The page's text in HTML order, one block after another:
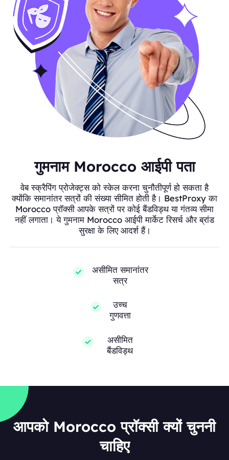
गुमनाम Morocco आईपी पता
वेब स्क्रैपिंग प्रोजेक्ट्स को स्केल करना चुनौतीपूर्ण हो सकता है
क्योंकि समानांतर सत्रों की संख्या सीमित होती है। BestProxy का
Morocco प्रॉक्सी आपके सत्रों पर कोई बैंडविड्थ या गंतव्य सीमा
नहीं लगाता। ये गुमनाम Morocco आईपी मार्केट रिसर्च और ब्रांड
सुरक्षा के लिए आदर्श हैं।
असीमित समानांतर
सत्र
उच्च
गुणवत्ता
असीमित
बैंडविड्थ
आपको Morocco प्रॉक्सी क्यों चुननी
चाहिए